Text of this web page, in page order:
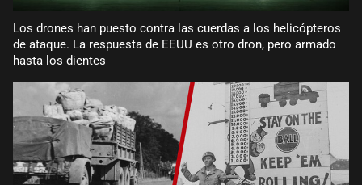
Los drones han puesto contra las cuerdas a los helicópteros
de ataque. La respuesta de EEUU es otro dron, pero armado
hasta los dientes